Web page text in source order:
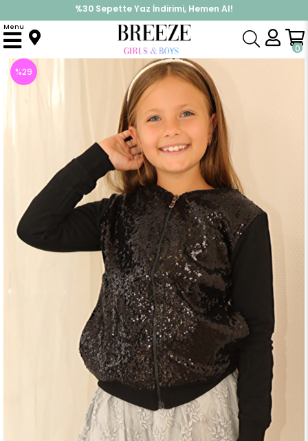
%30 Sepette Yaz İndirimi, Hemen Al!
İndirimlere ek %10 İndirimi Kap, Hemen Üye Ol!
0
Menu
Anasayfa Üst Giyim Hırka
%29